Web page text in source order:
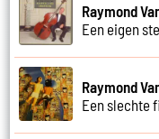
Raymond
Een eigen
Raymond
Een slechte